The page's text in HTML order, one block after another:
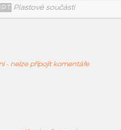
IPT Plastové součásti
Lego 11211-LtBluishGray
- nelze připojit komentáře